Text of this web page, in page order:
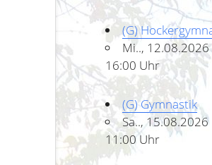
(G)
Mi..,
16:00 Uhr
(G) Gymnastik
Sa..,
11:00 Uhr